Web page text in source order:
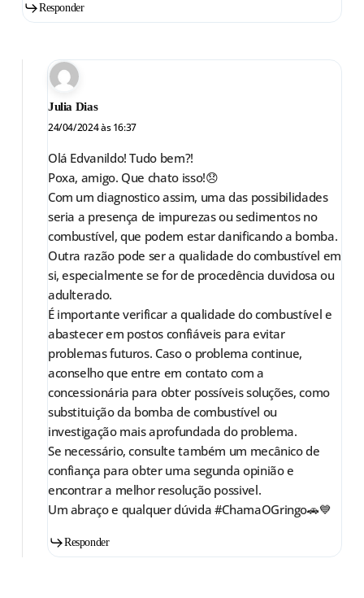
Responder
Julia Dias
24/04/2024 às 16:37
Olá Edvanildo! Tudo bem?!
Poxa, amigo. Que chato isso!😞
Com um diagnostico assim, uma das possibilidades
seria a presença de impurezas ou sedimentos no
combustível, que podem estar danificando a bomba.
Outra razão pode ser a qualidade do combustível em
si, especialmente se for de procedência duvidosa ou
adulterado.
É importante verificar a qualidade do combustível e
abastecer em postos confiáveis para evitar
problemas futuros. Caso o problema continue,
aconselho que entre em contato com a
concessionária para obter possíveis soluções, como
substituição da bomba de combustível ou
investigação mais aprofundada do problema.
Se necessário, consulte também um mecânico de
confiança para obter uma segunda opinião e
encontrar a melhor resolução possivel.
Um abraço e qualquer dúvida #ChamaOGringo🚗💙
Responder